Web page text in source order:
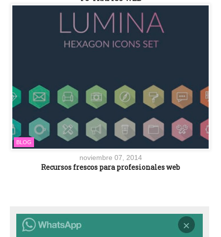
BLOG
noviembre 07, 2014
Recursos frescos para profesionales web